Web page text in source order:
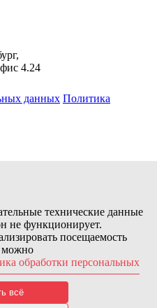
4.24
данных Политика
защищены
технические данные
не функционирует.
посещаемость
можно
обработки персональных
всё